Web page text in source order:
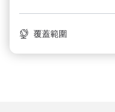
覆蓋範圍